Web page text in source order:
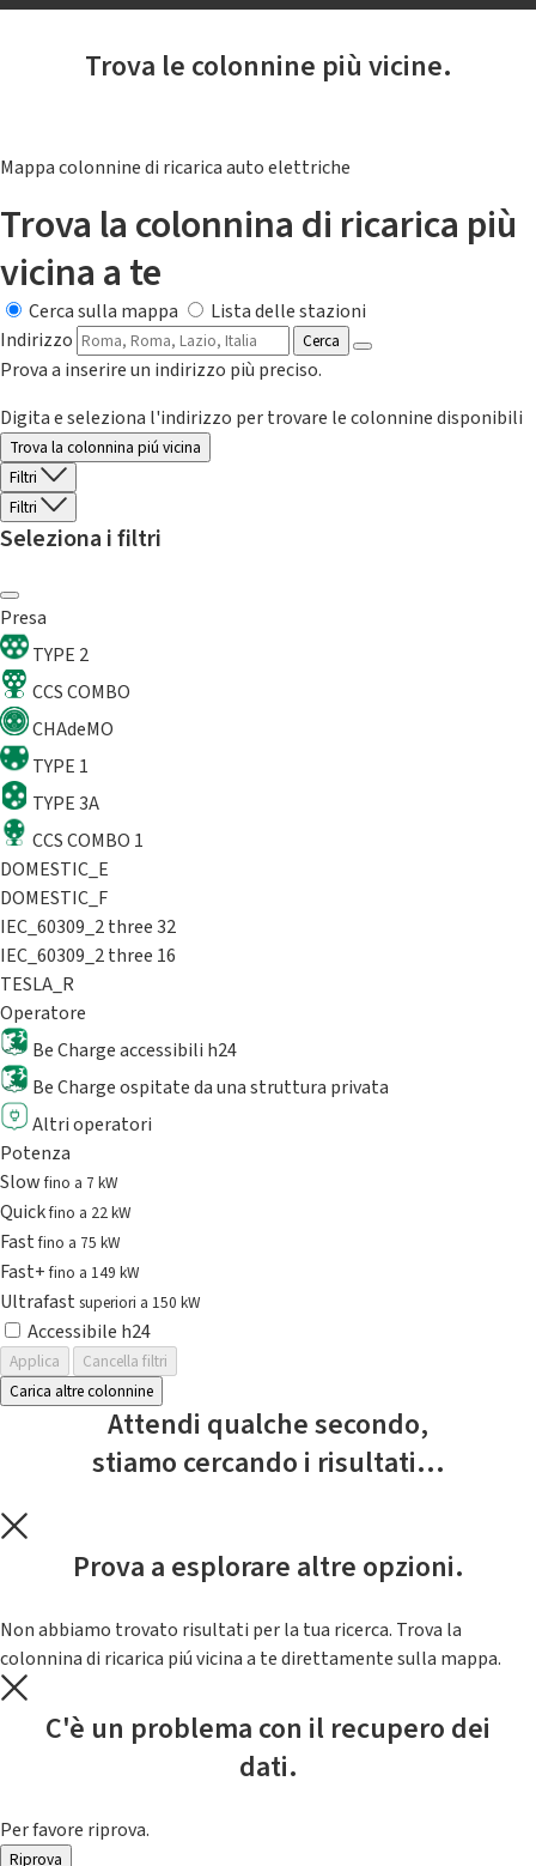
Trova le colonnine più vicine.
Mappa colonnine di ricarica auto elettriche
Trova la colonnina di ricarica più
vicina a te
Cerca sulla mappa
Lista delle stazioni
Indirizzo
Cerca
Prova a inserire un indirizzo più preciso.
Digita e seleziona l'indirizzo per trovare le colonnine disponibili
Trova la colonnina piú vicina
Filtri
Filtri
Seleziona i filtri
Presa
TYPE 2
CCS COMBO
CHAdeMO
TYPE 1
TYPE 3A
CCS COMBO 1
DOMESTIC_E
DOMESTIC_F
IEC_60309_2 three 32
IEC_60309_2 three 16
TESLA_R
Operatore
Be Charge accessibili h24
Be Charge ospitate da una struttura privata
Altri operatori
Potenza
Slowfino a 7 kW
Quickfino a 22 kW
Fastfino a 75 kW
Fast+fino a 149 kW
Ultrafast superiori a 150 kW
Accessibile h24
Applica
Cancella filtri
Carica altre colonnine
Attendi qualche secondo,
stiamo cercando i risultati...
Prova a esplorare altre opzioni.
Non abbiamo trovato risultati per la tua ricerca. Trova la
colonnina di ricarica piú vicina a te direttamente sulla mappa.
C'è un problema con il recupero dei
dati.
Per favore riprova.
Riprova